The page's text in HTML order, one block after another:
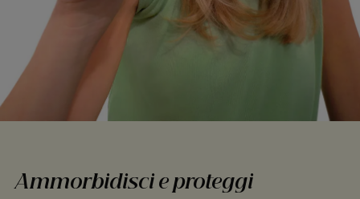
Ammorbidisci e proteggi